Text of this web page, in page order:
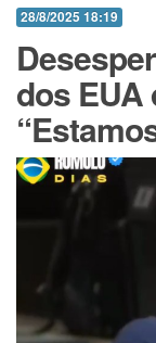
28/8/2025 18:19
dos EUA